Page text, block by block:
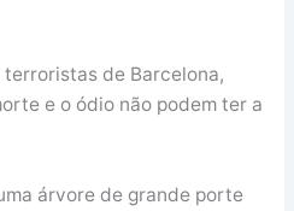
de Barcelona,
e o ódio não podem ter a
árvore de grande porte